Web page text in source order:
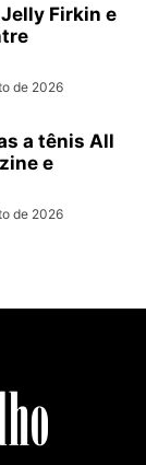
Jelly Firkin e
de 2026
a tênis All
e
de 2026